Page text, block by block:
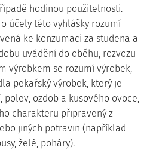
hodinou použitelnosti.
účely této vyhlášky rozumí
ke konzumaci za studena a
uvádění do oběhu, rozvozu
výrobkem se rozumí výrobek,
pekařský výrobek, který je
ozdob a kusového ovoce,
charakteru připravený z
jiných potravin (například
želé, poháry).